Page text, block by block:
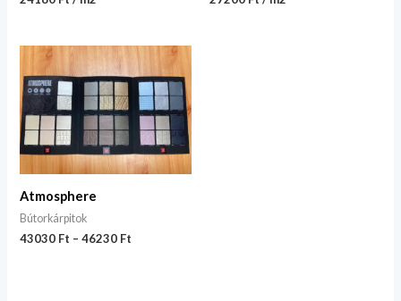
Atmosphere
Bútorkárpitok
43030 Ft –46230 Ft